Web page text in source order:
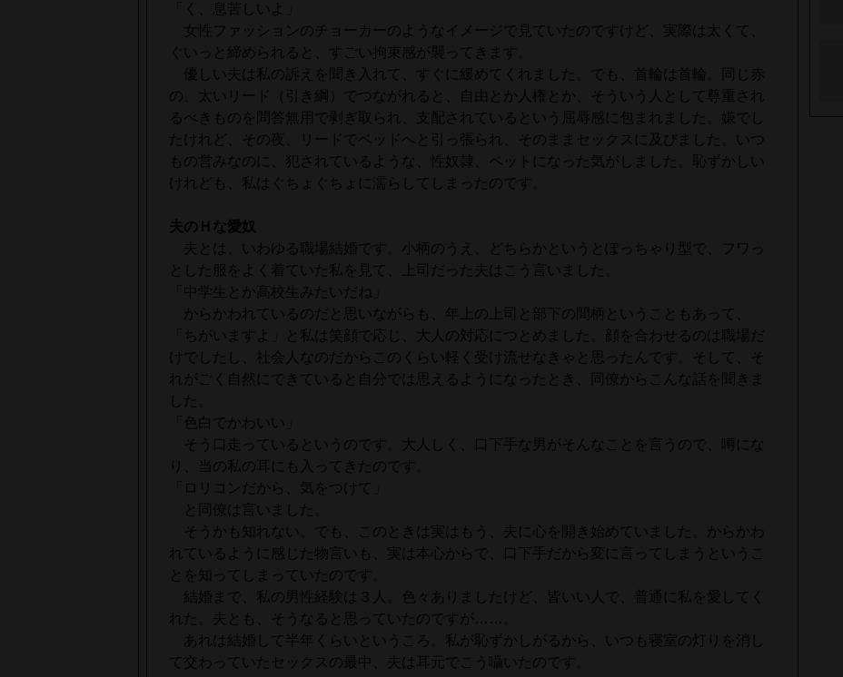
「く、息苦しいよ」
女性ファッションのチョーカーのようなイメージで見ていたのですけど、実際は太くて、
ぐいっと締められると、すごい拘束感が襲ってきます。
優しい夫は私の訴えを聞き入れて、すぐに緩めてくれました。でも、首輪は首輪。同じ赤
の、太いリード（引き綱）でつながれると、自由とか人権とか、そういう人として尊重され
るべきものを問答無用で剥ぎ取られ、支配されているという屈辱感に包まれました。嫌でし
たけれど、その夜、リードでベッドへと引っ張られ、そのままセックスに及びました。いつ
もの営みなのに、犯されているような、性奴隷、ペットになった気がしました。恥ずかしい
けれども、私はぐちょぐちょに濡らしてしまったのです。
夫のＨな愛奴
夫とは、いわゆる職場結婚です。小柄のうえ、どちらかというとぽっちゃり型で、フワっ
とした服をよく着ていた私を見て、上司だった夫はこう言いました。
「中学生とか高校生みたいだね」
からかわれているのだと思いながらも、年上の上司と部下の間柄ということもあって、
「ちがいますよ」と私は笑顔で応じ、大人の対応につとめました。顔を合わせるのは職場だ
けでしたし、社会人なのだからこのくらい軽く受け流せなきゃと思ったんです。そして、そ
れがごく自然にできていると自分では思えるようになったとき、同僚からこんな話を聞きま
した。
「色白でかわいい」
そう口走っているというのです。大人しく、口下手な男がそんなことを言うので、噂にな
り、当の私の耳にも入ってきたのです。
「ロリコンだから、気をつけて」
と同僚は言いました。
そうかも知れない。でも、このときは実はもう、夫に心を開き始めていました。からかわ
れているように感じた物言いも、実は本心からで、口下手だから変に言ってしまうというこ
とを知ってしまっていたのです。
結婚まで、私の男性経験は３人。色々ありましたけど、皆いい人で、普通に私を愛してく
れた。夫とも、そうなると思っていたのですが……。
あれは結婚して半年くらいというころ。私が恥ずかしがるから、いつも寝室の灯りを消し
て交わっていたセックスの最中、夫は耳元でこう囁いたのです。